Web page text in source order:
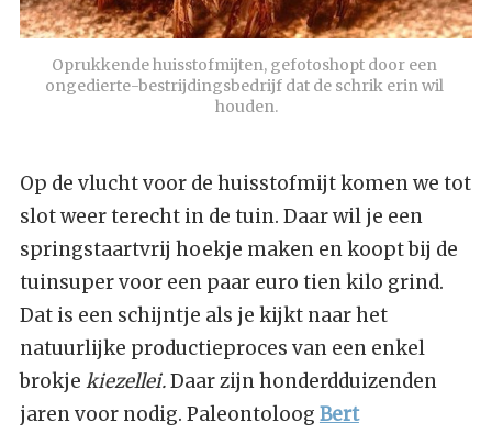
Oprukkende huisstofmijten, gefotoshopt door een
ongedierte-bestrijdingsbedrijf dat de schrik erin wil
houden.
Op de vlucht voor de huisstofmijt komen we tot
slot weer terecht in de tuin. Daar wil je een
springstaartvrij hoekje maken en koopt bij de
tuinsuper voor een paar euro tien kilo grind.
Dat is een schijntje als je kijkt naar het
natuurlijke productieproces van een enkel
brokje kiezellei.Daar zijn honderdduizenden
jaren voor nodig. Paleontoloog Bert